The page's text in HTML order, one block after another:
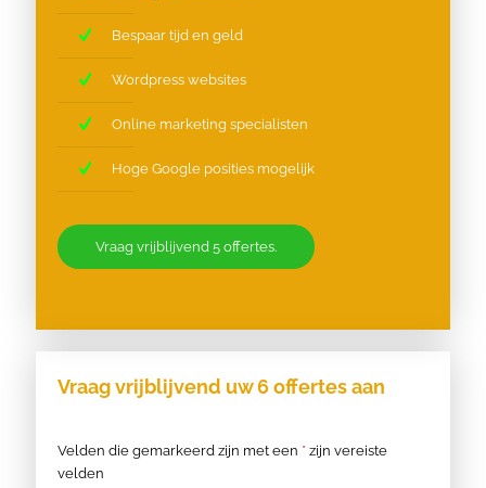
Bespaar tijd en geld
Wordpress websites
Online marketing specialisten
Hoge Google posities mogelijk
Vraag vrijblijvend 5 offertes.
Vraag vrijblijvend uw 6 offertes aan
Velden die gemarkeerd zijn met een * zijn vereiste
velden